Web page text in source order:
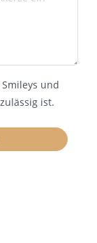
und
ist.